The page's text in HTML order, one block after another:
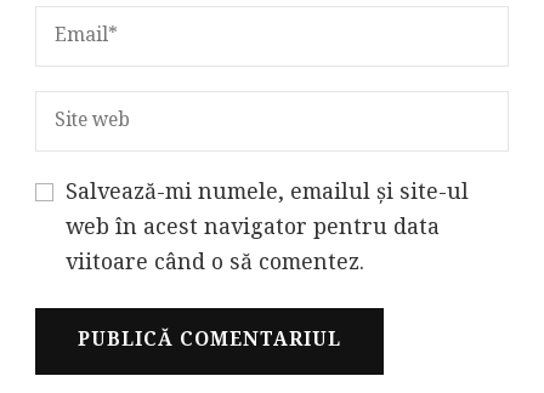
Salvează-mi numele, emailul și site-ul
web în acest navigator pentru data
viitoare când o să comentez.